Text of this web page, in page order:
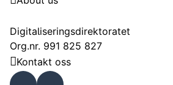
Digitaliseringsdirektoratet
Org.nr. 991 825 827
Kontakt oss